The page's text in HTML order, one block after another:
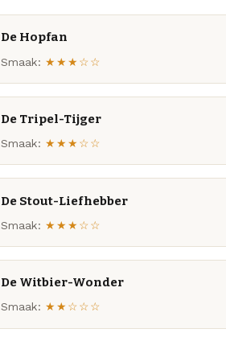
De Hopfan
Smaak: ★★★☆☆
De Tripel-Tijger
Smaak: ★★★☆☆
De Stout-Liefhebber
Smaak: ★★★☆☆
De Witbier-Wonder
Smaak: ★★☆☆☆